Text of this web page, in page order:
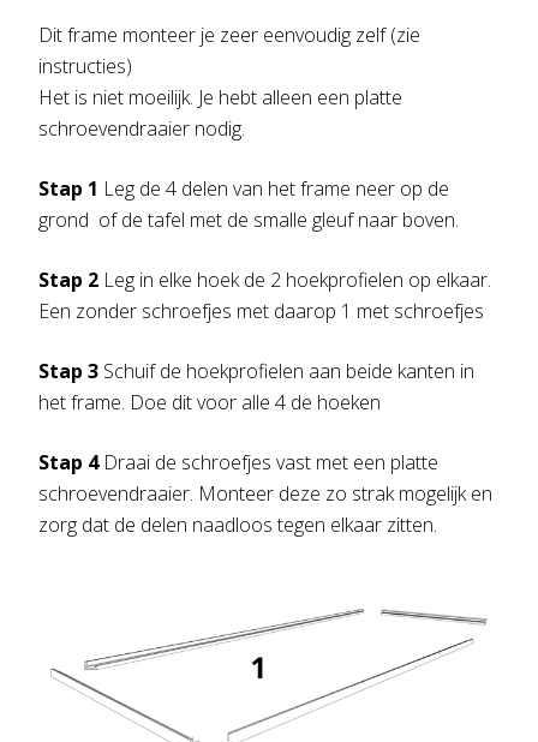
Dit frame monteer je zeer eenvoudig zelf (zie
instructies)
Het is niet moeilijk. Je hebt alleen een platte
schroevendraaier nodig.
Stap 1 Leg de 4 delen van het frame neer op de
grond of de tafel met de smalle gleuf naar boven.
Stap 2 Leg in elke hoek de 2 hoekprofielen op elkaar.
Een zonder schroefjes met daarop 1 met schroefjes
Stap 3 Schuif de hoekprofielen aan beide kanten in
het frame. Doe dit voor alle 4 de hoeken
Stap 4Draai de schroefjes vast met een platte
schroevendraaier. Monteer deze zo strak mogelijk en
zorg dat de delen naadloos tegen elkaar zitten.